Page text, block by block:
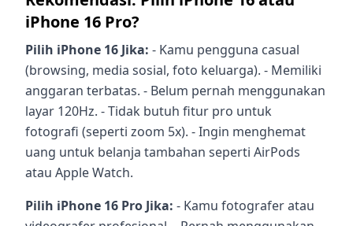
iPhone 16 Pro?
Pilih iPhone 16 Jika: - Kamu pengguna casual
(browsing, media sosial, foto keluarga). - Memiliki
anggaran terbatas. - Belum pernah menggunakan
layar 120Hz. - Tidak butuh fitur pro untuk
fotografi (seperti zoom 5x). - Ingin menghemat
uang untuk belanja tambahan seperti AirPods
atau Apple Watch.
Pilih iPhone 16 Pro Jika: - Kamu fotografer atau